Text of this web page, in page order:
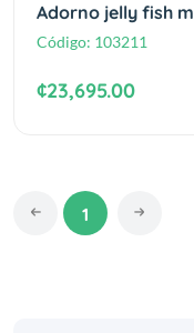
Adorno jelly fish
Código: 103211
¢23,695.00
1